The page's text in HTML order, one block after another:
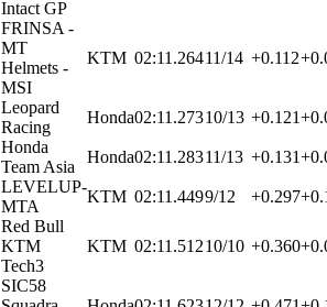
Intact GP
FRINSA -
MT
Helmets -
MSI
KTM 02:11.26411/14 +0.112
Leopard
Racing
Honda02:11.27310/13 +0.121
Honda
Team Asia
Honda02:11.28311/13 +0.131
LEVELUP-
MTA
KTM 02:11.4499/12 +0.297
Red Bull
KTM
Tech3
KTM 02:11.51210/10 +0.360
SIC58